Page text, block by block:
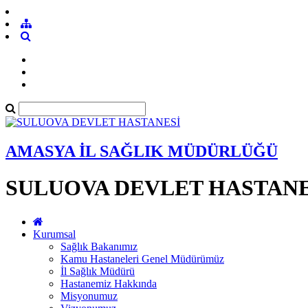
AMASYA İL SAĞLIK MÜDÜRLÜĞÜ
SULUOVA DEVLET
Kurumsal
Sağlık Bakanımız
Kamu Hastaneleri Genel Müdürümüz
İl Sağlık Müdürü
Hastanemiz Hakkında
Misyonumuz